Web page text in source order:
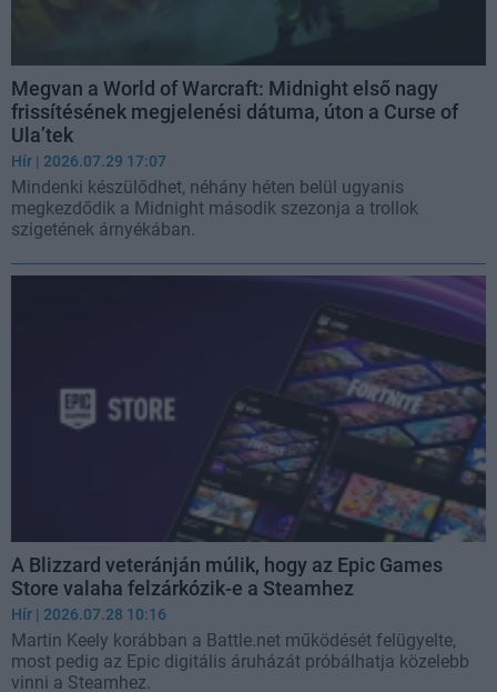
Megvan a World of Warcraft: Midnight első nagy
frissítésének megjelenési dátuma, úton a Curse of
Ula’tek
Hír | 2026.07.29 17:07
Mindenki készülődhet, néhány héten belül ugyanis
megkezdődik a Midnight második szezonja a trollok
szigetének árnyékában.
A Blizzard veteránján múlik, hogy az Epic Games
Store valaha felzárkózik-e a Steamhez
Hír | 2026.07.28 10:16
Martin Keely korábban a Battle.net működését felügyelte,
most pedig az Epic digitális áruházát próbálhatja közelebb
vinni a Steamhez.